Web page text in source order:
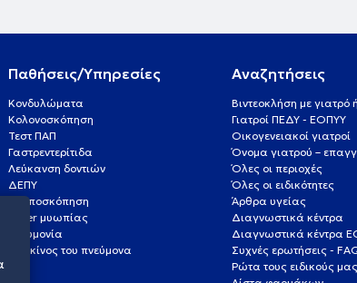
Παθήσεις/Υπηρεσίες
Κονδυλώματα
Κολονοσκόπηση
Τεστ ΠΑΠ
Γαστρεντερίτιδα
Λεύκανση δοντιών
ΔΕΠΥ
Κολποσκόπηση
Laser μυωπίας
Πνευμονία
Καρκίνος του πνεύμονα
Αναζητήσεις
Βιντεοκλήση με
Γιατροί ΠΕΔΥ - ΕΟΠΥΥ
Οικογενειακοί γιατροί
Όνομα γιατρού –
Όλες οι περιοχές
Όλες οι ειδικότητες
Άρθρα υγείας
Διαγνωστικά κέντρα
Διαγνωστικά κέντρα
Συχνές ερωτήσεις -
Ρώτα τους ειδικούς